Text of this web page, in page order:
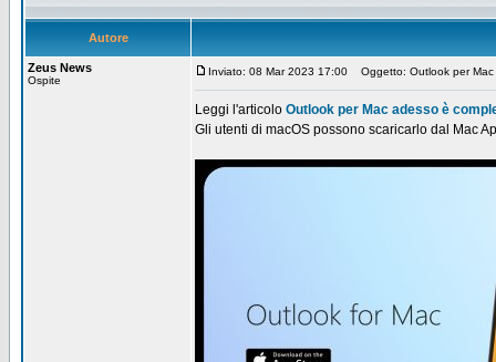
Autore
Zeus News
Ospite
Inviato: 08 Mar 2023 17:00 Oggetto: Outlook per
Leggi l'articolo Outlook per Mac adesso è
Gli utenti di macOS possono scaricarlo dal Mac